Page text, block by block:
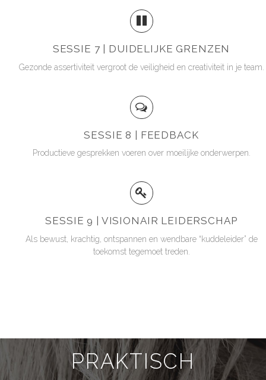
SESSIE 7 | DUIDELIJKE GRENZEN
Gezonde assertiviteit vergroot de veiligheid en creativiteit in je team.
SESSIE 8 | FEEDBACK
Productieve gesprekken voeren over moeilijke onderwerpen.
SESSIE 9 | VISIONAIR LEIDERSCHAP
Als bewust, krachtig, ontspannen en wendbare “kuddeleider” de
toekomst tegemoet treden.
PRAKTISCH